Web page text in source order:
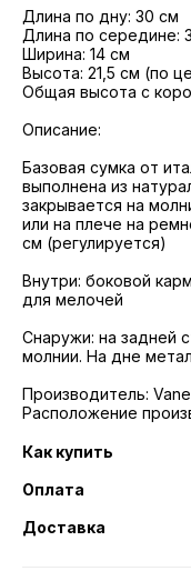
Длина по дну: 30 см
Длина по середине:
Ширина: 14 см
Высота: 21,5 см (по
Общая высота с
Описание:
Базовая сумка от
выполнена из
закрывается на
или на плече на
см (регулируется)
Внутри: боковой
для мелочей
Снаружи: на задней
молнии. На дне
Производитель:
Расположение
Как купить
Оплата
Доставка